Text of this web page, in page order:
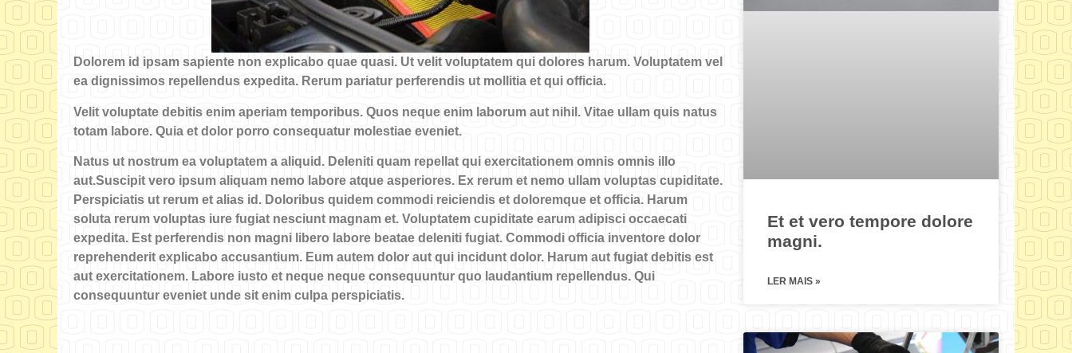
Dolorem id ipsam sapiente non explicabo quae quasi. Ut velit voluptatem qui dolores harum. Voluptatem vel
ea dignissimos repellendus expedita. Rerum pariatur perferendis ut mollitia et qui officia.
Velit voluptate debitis enim aperiam temporibus. Quos neque enim laborum aut nihil. Vitae ullam quis natus
totam labore. Quia et dolor porro consequatur molestiae eveniet.
Natus ut nostrum ea voluptatem a aliquid. Deleniti quam repellat qui exercitationem omnis omnis illo
aut.Suscipit vero ipsum aliquam nemo labore atque asperiores. Ex rerum et nemo ullam voluptas cupiditate.
Perspiciatis ut rerum et alias id. Doloribus quidem commodi reiciendis et doloremque et officia. Harum
soluta rerum voluptas iure fugiat nesciunt magnam et. Voluptatem cupiditate earum adipisci occaecati
expedita. Est perferendis non magni libero labore beatae deleniti fugiat. Commodi officia inventore dolor
reprehenderit explicabo accusantium. Eum autem dolor aut qui incidunt dolor. Harum aut fugiat debitis est
aut exercitationem. Labore iusto et neque neque consequuntur quo laudantium repellendus. Qui
consequuntur eveniet unde sit enim culpa perspiciatis.
Et et vero tempore dolore
magni.
LER MAIS »